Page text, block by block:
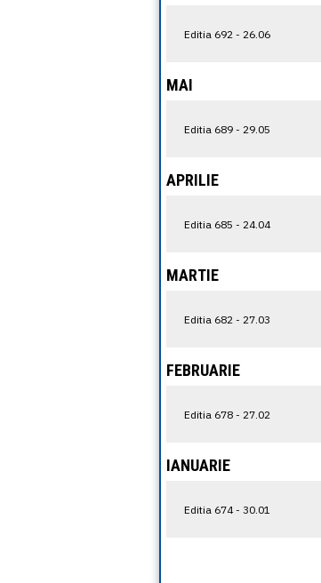
Editia 692 - 26.06
MAI
Editia 689 - 29.05
APRILIE
Editia 685 - 24.04
MARTIE
Editia 682 - 27.03
FEBRUARIE
Editia 678 - 27.02
IANUARIE
Editia 674 - 30.01